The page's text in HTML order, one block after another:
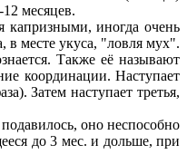
месяцев.
капризными, иногда очень
в месте укуса, "ловля мух".
Также её называют
координации. Наступает
Затем наступает третья,
оно неспособно
до 3 мес. и дольше, при